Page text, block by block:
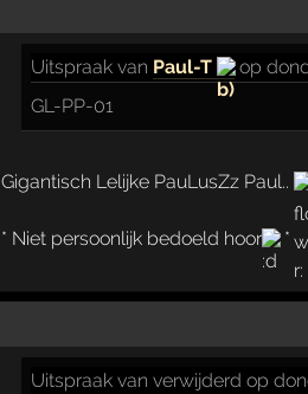
Uitspraakvan Paul-T op
GL-PP-01
Gigantisch Lelijke PauLusZz Paul..
* Niet persoonlijk bedoeld hoor *
Uitspraakvan verwijderd op